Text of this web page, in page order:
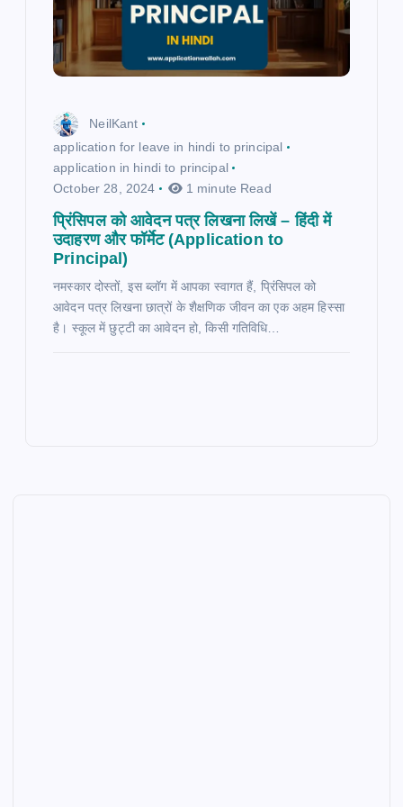
NeilKant
application for leave in hindi to principal
application in hindi to principal
October 28, 2024
1 minute Read
प्रिंसिपल को आवेदन पत्र लिखना लिखें – हिंदी में
उदाहरण और फॉर्मेट (Application to
Principal)
नमस्कार दोस्तों, इस ब्लॉग में आपका स्वागत हैं, प्रिंसिपल को
आवेदन पत्र लिखना छात्रों के शैक्षणिक जीवन का एक अहम हिस्सा
है। स्कूल में छुट्टी का आवेदन हो, किसी गतिविधि…